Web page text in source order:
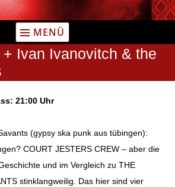
MENÜ
Ivan Ivanovitch & the
21:00 Uhr
(gypsy ska punk aus tübingen):
COURT JESTERS CREW – aber die
und im Vergleich zu THE
stinklangweilig. Das hier sind vier